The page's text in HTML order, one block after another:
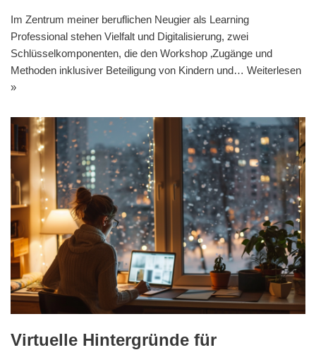
Im Zentrum meiner beruflichen Neugier als Learning
Professional stehen Vielfalt und Digitalisierung, zwei
Schlüsselkomponenten, die den Workshop ‚Zugänge und
Methoden inklusiver Beteiligung von Kindern und… Weiterlesen
»
Virtuelle Hintergründe für